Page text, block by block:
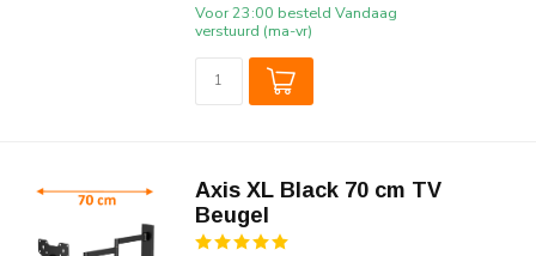
Voor 23:00 besteld Vandaag
verstuurd (ma-vr)
Axis XL Black 70 cm TV
Beugel